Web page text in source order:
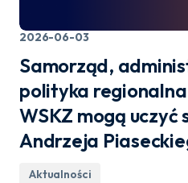
2026-06-03
Samorząd,
polityka
WSKZ mogą uczyć
Andrzeja
Aktualności